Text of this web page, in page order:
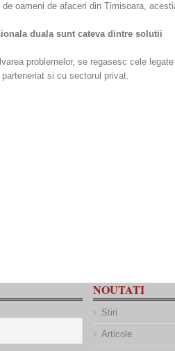
oameni de afaceri din Timisoara,
duala sunt cateva dintre solutii
problemelor, se regasesc cele
si cu sectorul privat.
NOUTATI
Stiri
Articole